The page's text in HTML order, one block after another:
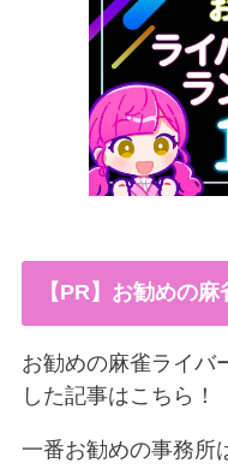
【PR】お勧めの
お勧めの麻雀ライバ
した記事はこちら！
一番お勧めの事務所